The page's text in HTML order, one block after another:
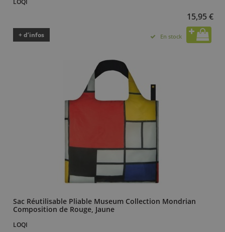
15,95 €
+ d’infos En stock
Sac Réutilisable Pliable Museum Collection Mondrian
Composition de Rouge, Jaune
LOQI